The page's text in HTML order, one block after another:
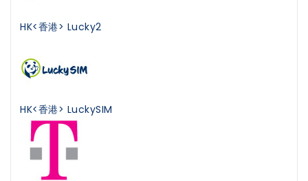
HK<香港> Lucky2
HK<香港> LuckySIM